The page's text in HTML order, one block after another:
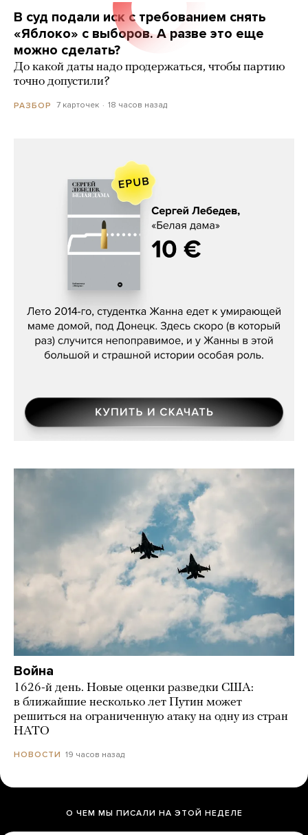
В суд подали иск с требованием снять
«Яблоко» с выборов. А разве это еще
можно сделать?
До какой даты надо продержаться, чтобы партию
точно допустили?
РАЗБОР 7 карточек 18 часов назад
Сергей Лебедев, «Белая дама»
Война
1626-й день. Новые оценки разведки США:
в ближайшие несколько лет Путин может
решиться на ограниченную атаку на одну из стран
НАТО
НОВОСТИ 19 часов назад
О ЧЕМ МЫ ПИСАЛИ НА ЭТОЙ НЕДЕЛЕ